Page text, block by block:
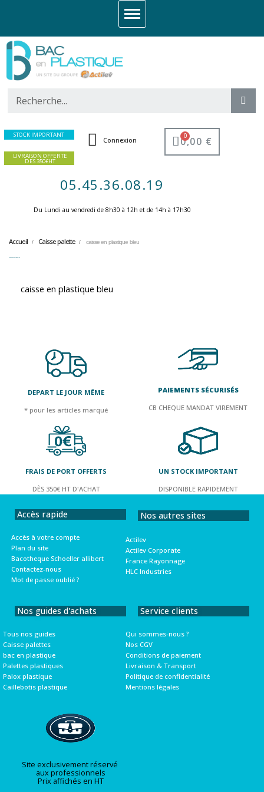
STOCK IMPORTANT
LIVRAISON OFFERTE
DES 350€HT
Connexion 0,00 €
05.45.36.08.19
Du Lundi au vendredi de 8h30 à 12h et de 14h à 17h30 ​
Accueil Caisse palette caisse en plastique bleu
caisse en plastique bleu
DEPART LE JOUR MÊME
* pour les articles marqué
PAIEMENTS SÉCURISÉS
CB CHEQUE MANDAT VIREMENT
FRAIS DE PORT OFFERTS
DÈS 350€ HT D'ACHAT
UN STOCK IMPORTANT
DISPONIBLE RAPIDEMENT
Accès rapide
Accès à votre compte
Plan du site
Bacotheque Schoeller allibert
Contactez-nous
Mot de passe oublié ?
Nos autres sites
Actilev
Actilev Corporate
France Rayonnage
HLC Industries
Nos guides d'achats
Tous nos guides
Caisse palettes
bac en plastique
Palettes plastiques
Palox plastique
Caillebotis plastique
Service clients
Qui sommes-nous ?
Nos CGV
Conditions de paiement
Livraison & Transport
Politique de confidentialité
Mentions légales
Site exclusivement réservé
aux professionnels
Prix affichés en HT